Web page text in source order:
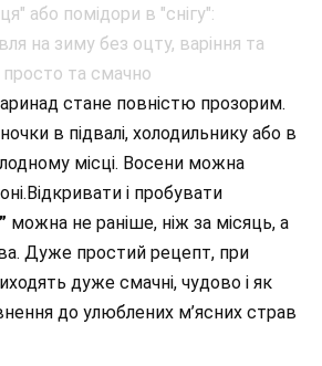
стане повністю прозорим.
в підвалі, холодильнику або в
місці. Восени можна
і пробувати
можна не раніше, ніж за місяць, а
Дуже простий рецепт, при
дуже смачні, чудово і як
до улюблених м’ясних страв